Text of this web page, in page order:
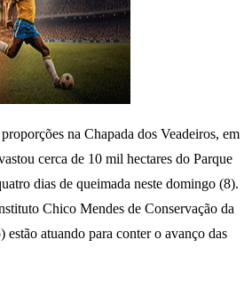
na Chapada dos Veadeiros, em
cerca de 10 mil hectares do Parque
dias de queimada neste domingo (8).
Chico Mendes de Conservação da
atuando para conter o avanço das